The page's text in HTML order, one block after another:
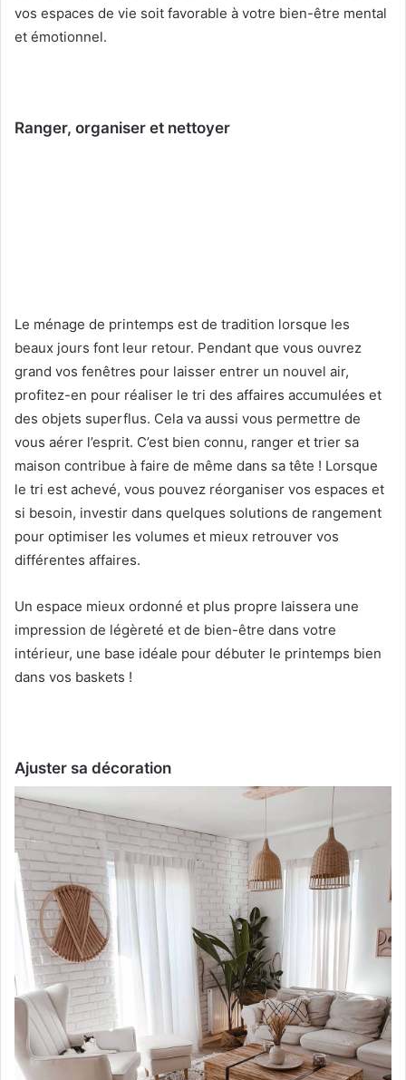
vos espaces de vie soit favorable à votre bien-être mental
et émotionnel.
Ranger, organiser et nettoyer
Le ménage de printemps est de tradition lorsque les
beaux jours font leur retour. Pendant que vous ouvrez
grand vos fenêtres pour laisser entrer un nouvel air,
profitez-en pour réaliser le tri des affaires accumulées et
des objets superflus. Cela va aussi vous permettre de
vous aérer l’esprit. C’est bien connu, ranger et trier sa
maison contribue à faire de même dans sa tête ! Lorsque
le tri est achevé, vous pouvez réorganiser vos espaces et
si besoin, investir dans quelques solutions de rangement
pour optimiser les volumes et mieux retrouver vos
différentes affaires.
Un espace mieux ordonné et plus propre laissera une
impression de légèreté et de bien-être dans votre
intérieur, une base idéale pour débuter le printemps bien
dans vos baskets !
Ajuster sa décoration